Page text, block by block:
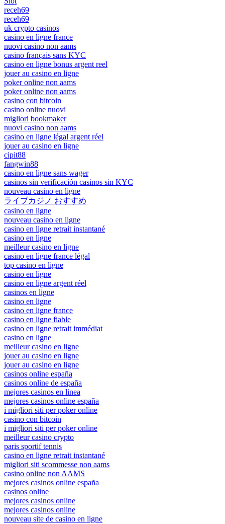
receh69
receh69
uk crypto casinos
casino en ligne france
nuovi casino non aams
casino français sans KYC
casino en ligne bonus argent reel
jouer au casino en ligne
poker online non aams
poker online non aams
casino con bitcoin
casino online nuovi
migliori bookmaker
nuovi casino non aams
casino en ligne légal argent réel
jouer au casino en ligne
cipit88
fangwin88
casino en ligne sans wager
casinos sin verificación casinos sin KYC
nouveau casino en ligne
ライブカジノ おすすめ
casino en ligne
nouveau casino en ligne
casino en ligne retrait instantané
casino en ligne
meilleur casino en ligne
casino en ligne france légal
top casino en ligne
casino en ligne
casino en ligne argent réel
casinos en ligne
casino en ligne
casino en ligne france
casino en ligne fiable
casino en ligne retrait immédiat
casino en ligne
meilleur casino en ligne
jouer au casino en ligne
jouer au casino en ligne
casinos online españa
casinos online de españa
mejores casinos en linea
mejores casinos online españa
i migliori siti per poker online
casino con bitcoin
i migliori siti per poker online
meilleur casino crypto
paris sportif tennis
casino en ligne retrait instantané
migliori siti scommesse non aams
casino online non AAMS
mejores casinos online españa
casinos online
mejores casinos online
mejores casinos online
nouveau site de casino en ligne